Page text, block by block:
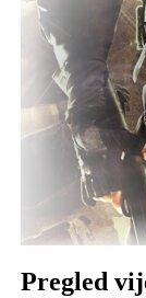
Pregled